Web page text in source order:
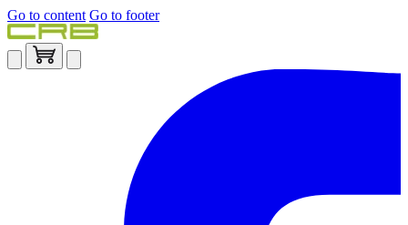
Go to content Go to footer